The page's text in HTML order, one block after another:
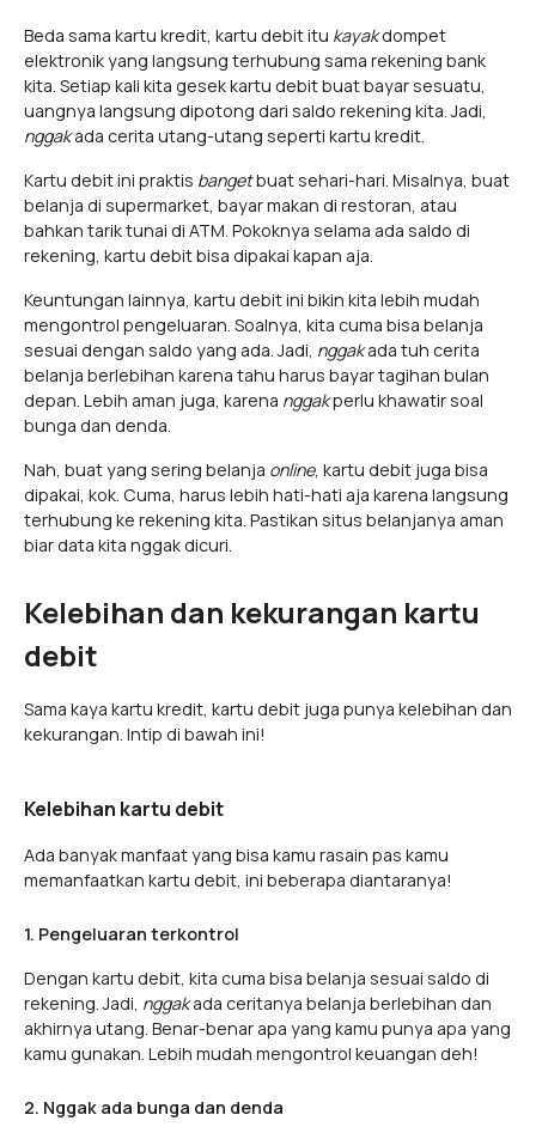
Beda sama kartu kredit, kartu debit itu kayakdompet
elektronik yang langsung terhubung sama rekening bank
kita. Setiap kali kita gesek kartu debit buat bayar sesuatu,
uangnya langsung dipotong dari saldo rekening kita. Jadi,
nggakada cerita utang-utang seperti kartu kredit.
Kartu debit ini praktis bangetbuat sehari-hari. Misalnya, buat
belanja di supermarket, bayar makan di restoran, atau
bahkan tarik tunai di ATM. Pokoknya selama ada saldo di
rekening, kartu debit bisa dipakai kapan aja.
Keuntungan lainnya, kartu debit ini bikin kita lebih mudah
mengontrol pengeluaran. Soalnya, kita cuma bisa belanja
sesuai dengan saldo yang ada. Jadi, nggakada tuh cerita
belanja berlebihan karena tahu harus bayar tagihan bulan
depan. Lebih aman juga, karena nggakperlu khawatir soal
bunga dan denda.
Nah, buat yang sering belanja online, kartu debit juga bisa
dipakai, kok. Cuma, harus lebih hati-hati aja karena langsung
terhubung ke rekening kita. Pastikan situs belanjanya aman
biar data kita nggak dicuri.
Kelebihan dan kekurangan kartu
debit
Sama kaya kartu kredit, kartu debit juga punya kelebihan dan
kekurangan. Intip di bawah ini!
Kelebihan kartu debit
Ada banyak manfaat yang bisa kamu rasain pas kamu
memanfaatkan kartu debit, ini beberapa diantaranya!
1. Pengeluaran terkontrol
Dengan kartu debit, kita cuma bisa belanja sesuai saldo di
rekening. Jadi, nggakada ceritanya belanja berlebihan dan
akhirnya utang. Benar-benar apa yang kamu punya apa yang
kamu gunakan. Lebih mudah mengontrol keuangan deh!
2. Nggak ada bunga dan denda